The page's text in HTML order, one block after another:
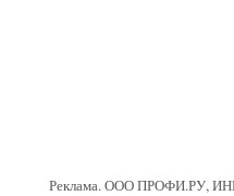
Реклама. ООО ПРОФИ.РУ,